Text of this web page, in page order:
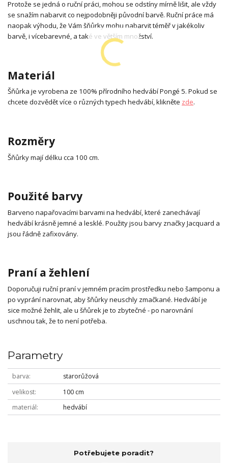
Protože se jedná o ruční práci, mohou se odstíny mírně lišit, ale vždy
se snažím nabarvit co nejpodobněji původní barvě. Ruční práce má
naopak výhodu, že Vám šňůrky mohu nabarvit téměř v jakékoliv
barvě, i vícebarevné, a také ve větším množství.
Materiál
Šňůrka je vyrobena ze 100% přírodního hedvábí Pongé 5. Pokud se
chcete dozvědět více o různých typech hedvábí, klikněte zde.
Rozměry
Šňůrky mají délku cca 100 cm.
Použité barvy
Barveno napařovacími barvami na hedvábí, které zanechávají
hedvábí krásně jemné a lesklé. Použity jsou barvy značky Jacquard a
jsou řádně zafixovány.
Praní a žehlení
Doporučuji ruční praní v jemném pracím prostředku nebo šamponu a
po vyprání narovnat, aby šňůrky neuschly zmačkané. Hedvábí je
sice možné žehlit, ale u šňůrek je to zbytečné - po narovnání
uschnou tak, že to není potřeba.
Parametry
barva
starorůžová
velikost
100 cm
materiál
hedvábí
Potřebujete poradit?